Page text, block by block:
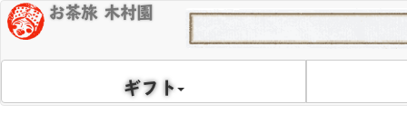
お茶旅 木村園
ギフト